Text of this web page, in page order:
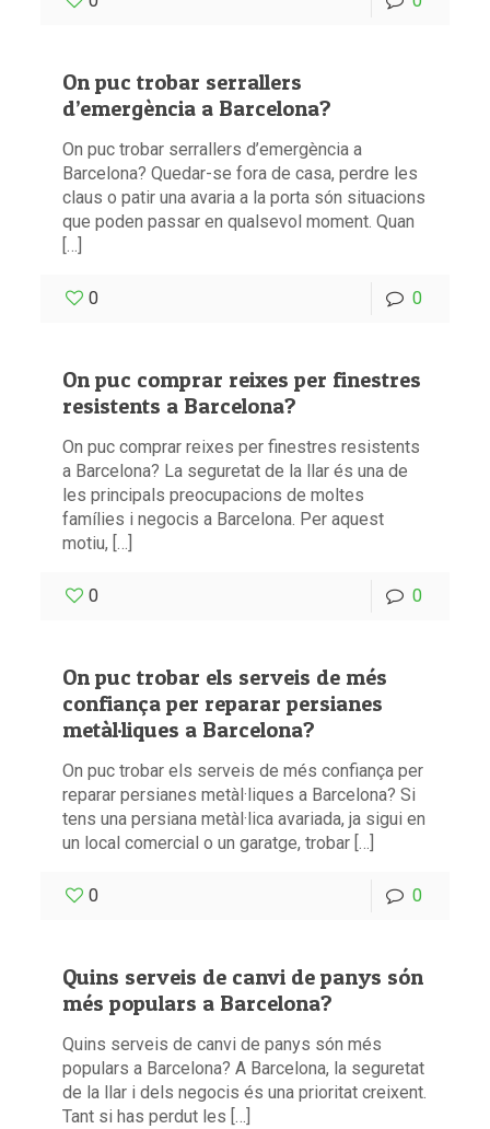
On puc trobar serrallers
d’emergència a Barcelona?
On puc trobar serrallers d’emergència a
Barcelona? Quedar-se fora de casa, perdre les
claus o patir una avaria a la porta són situacions
que poden passar en qualsevol moment. Quan
[…]
0 0
On puc comprar reixes per finestres
resistents a Barcelona?
On puc comprar reixes per finestres resistents
a Barcelona? La seguretat de la llar és una de
les principals preocupacions de moltes
famílies i negocis a Barcelona. Per aquest
motiu, […]
0 0
On puc trobar els serveis de més
confiança per reparar persianes
metàl·liques a Barcelona?
On puc trobar els serveis de més confiança per
reparar persianes metàl·liques a Barcelona? Si
tens una persiana metàl·lica avariada, ja sigui en
un local comercial o un garatge, trobar […]
0 0
Quins serveis de canvi de panys són
més populars a Barcelona?
Quins serveis de canvi de panys són més
populars a Barcelona? A Barcelona, la seguretat
de la llar i dels negocis és una prioritat creixent.
Tant si has perdut les […]